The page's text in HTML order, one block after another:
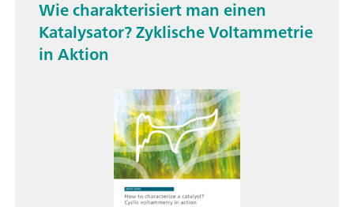
Wie charakterisiert man einen
Katalysator? Zyklische Voltammetrie
in Aktion